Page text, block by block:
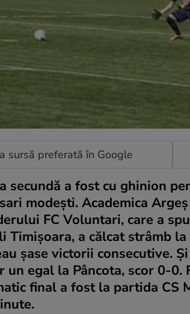
sursă preferată în Google
secundă a fost cu ghinion
modeşti. Academica
FC Voluntari, care a
Timişoara, a călcat strâmb
şase victorii consecutive.
egal la Pâncota, scor 0-
final a fost la partida CS